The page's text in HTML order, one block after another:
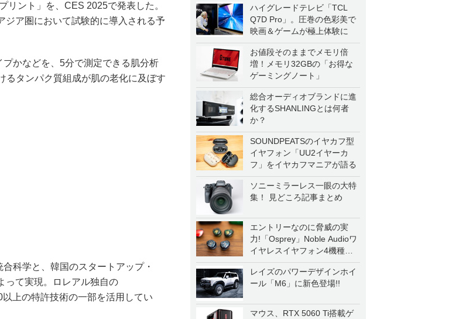
ハイグレードテレビ「TCL
Q7D Pro」。圧巻の色彩美で
映画＆ゲームが極上体験に
お値段そのままでメモリ倍
増！メモリ32GBの「お得な
ゲーミングノート」
総合オーディオブランドに進
化するSHANLINGとは何者
か？
SOUNDPEATSのイヤカフ型
イヤフォン「UU2イヤーカ
フ」をイヤカフマニアが語る
ソニーミラーレス一眼の大特
集！ 見どころ記事まとめ
エントリーなのに脅威の実
力!「Osprey」Noble Audioワ
イヤレスイヤフォン4機種を
一気に聴く
レイズのパワーデザインホイ
ール「M6」に新色登場!!
マウス、RTX 5060 Ti搭載ゲ
リント」を、CES 2025で発表した。
ジア圏において試験的に導入される予
かなどを、5分で測定できる肌分析
るタンパク質組成が肌の老化に及ぼす
科学と、韓国のスタートアップ・
って実現。ロレアル独自の
上の特許技術の一部を活用してい